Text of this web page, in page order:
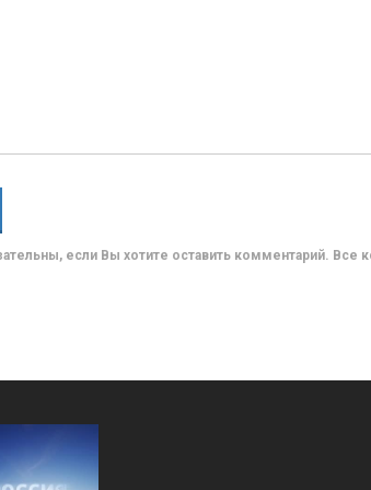
если Вы хотите оставить комментарий.